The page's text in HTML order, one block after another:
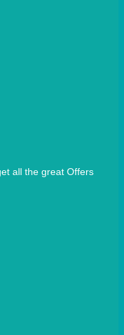
all the great Offers